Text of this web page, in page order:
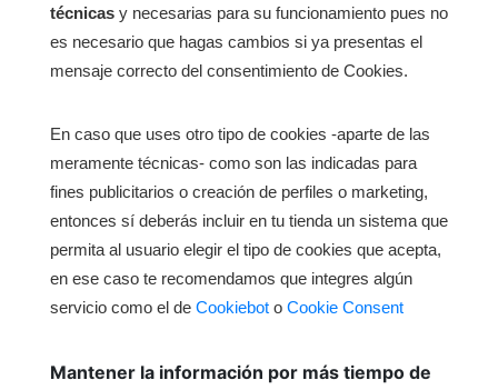
técnicas y necesarias para su funcionamiento pues no
es necesario que hagas cambios si ya presentas el
mensaje correcto del consentimiento de Cookies.
En caso que uses otro tipo de cookies -aparte de las
meramente técnicas- como son las indicadas para
fines publicitarios o creación de perfiles o marketing,
entonces sí deberás incluir en tu tienda un sistema que
permita al usuario elegir el tipo de cookies que acepta,
en ese caso te recomendamos que integres algún
servicio como el de Cookiebot o Cookie Consent
Mantener la información por más tiempo de